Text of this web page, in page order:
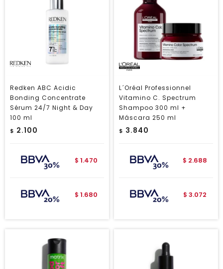
Redken ABC Acidic
Bonding Concentrate
Sérum 24/7 Night & Day
100 ml
$ 2.100
$ 1.470
$ 1.680
L´Oréal Professionnel
Vitamino C. Spectrum
Shampoo 300 ml +
Máscara 250 ml
$ 3.840
$ 2.688
$ 3.072